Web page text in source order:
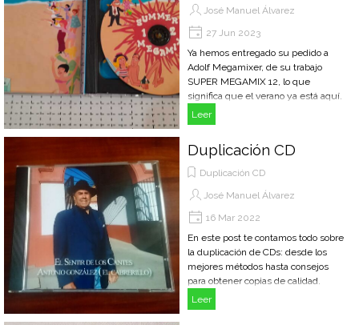
José Manuel Álvarez
27 Jun 2023
Ya hemos entregado su pedido a
Adolf Megamixer, de su trabajo
SUPER MEGAMIX 12, lo que
significa que el verano ya está aquí.
Leer
Duplicación CD
Duplicación CD
José Manuel Álvarez
16 Mar 2022
En este post te contamos todo sobre
la duplicación de CDs: desde los
mejores métodos hasta consejos
para obtener copias de calidad.
Leer